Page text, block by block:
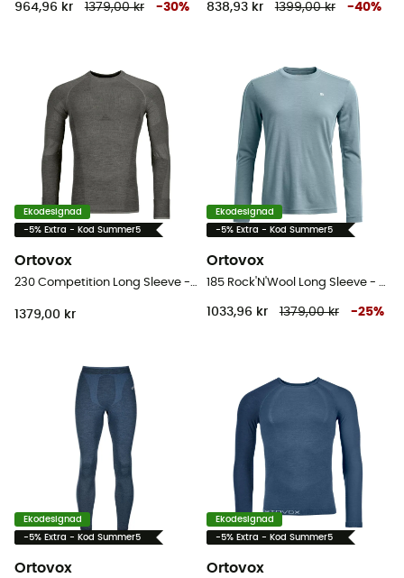
964,96 kr 1379,00 kr -30% 838,93 kr 1399,00 kr -40%
Ekodesignad
-5% Extra - Kod Summer5
Ortovox
230 Competition Long Sleeve - Underställ Herr
1379,00 kr
Ekodesignad
-5% Extra - Kod Summer5
Ortovox
185 Rock'N'Wool Long Sleeve - Underställ Dam
1033,96 kr 1379,00 kr -25%
Ekodesignad
-5% Extra - Kod Summer5
Ortovox
Ekodesignad
-5% Extra - Kod Summer5
Ortovox